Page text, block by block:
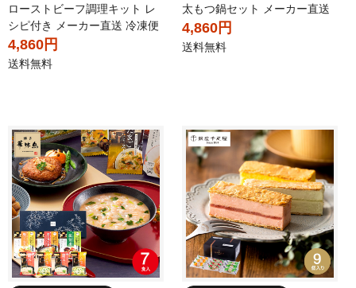
ローストビーフ調理キット レ
シピ付き メーカー直送 冷凍便
4,860円
送料無料
太もつ鍋セット メーカー直送
4,860円
送料無料